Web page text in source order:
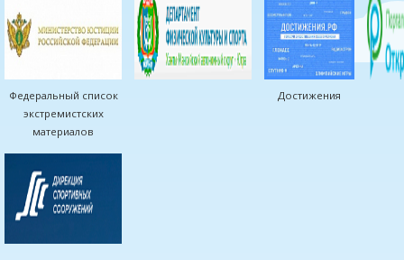
Федеральный список
экстремистских
материалов
Достижения